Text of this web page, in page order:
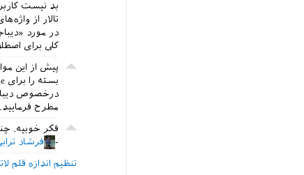
بد نیست
تالار از
در مورد
کلی برای
بسته را برای package بکار می‌بردیم.
درخصوص
مطرح فرمایید.
فکر خوبیه.
فرشاد
تنظیم اندازه قلم